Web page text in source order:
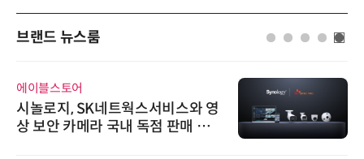
브랜드 뉴스룸
에이블스토어
시놀로지, SK네트웍스서비스와 영
상 보안 카메라 국내 독점 판매 파